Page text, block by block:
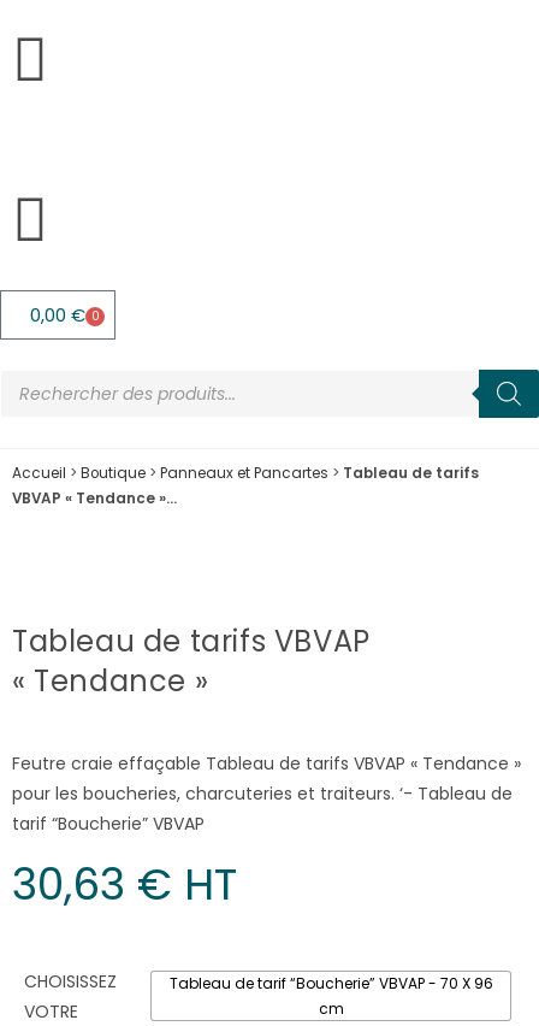
0,00 € 0
Accueil > Boutique > Panneaux et Pancartes > Tableau de tarifs
VBVAP « Tendance »…
Tableau de tarifs VBVAP
« Tendance »
Feutre craie effaçable Tableau de tarifs VBVAP « Tendance »
pour les boucheries, charcuteries et traiteurs. ‘- Tableau de
tarif “Boucherie” VBVAP
30,63 € HT
CHOISISSEZ
VOTRE
Tableau de tarif “Boucherie” VBVAP - 70 X 96
cm